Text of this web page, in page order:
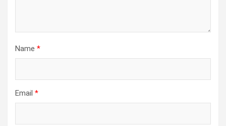
Name *
Email *